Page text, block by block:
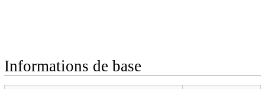
Informations de base